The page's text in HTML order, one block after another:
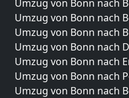
Umzug von Bonn nach
Umzug von Bonn nach
Umzug von Bonn nach
Umzug von Bonn nach
Umzug von Bonn nach
Umzug von Bonn nach
Umzug von Bonn nach